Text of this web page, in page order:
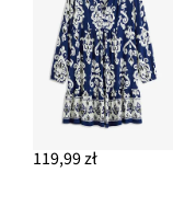
119,99 zł